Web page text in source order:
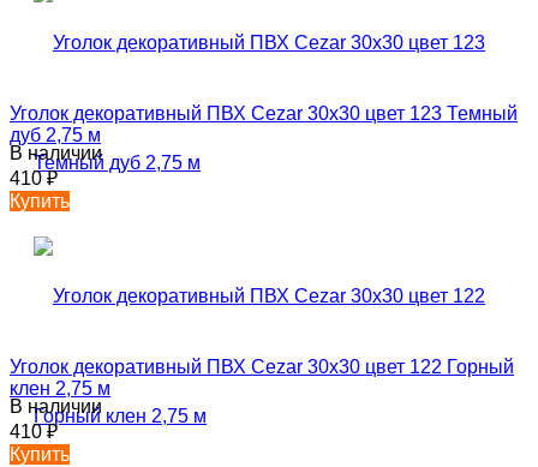
Уголок декоративный ПВХ Cezar 30х30 цвет 123 Темный
дуб 2,75 м
В наличии
410₽
Купить
Уголок декоративный ПВХ Cezar 30х30 цвет 122 Горный
клен 2,75 м
В наличии
410₽
Купить